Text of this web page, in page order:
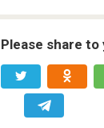
share